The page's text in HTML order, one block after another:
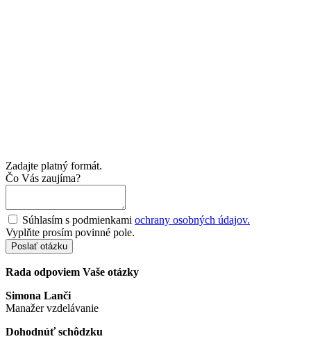
Zadajte platný formát.
Čo Vás zaujíma?
Súhlasím s podmienkami ochrany osobných údajov.
Vyplňte prosím povinné pole.
Poslať otázku
Rada odpoviem Vaše otázky
Simona Lanči
Manažer vzdelávanie
Dohodnúť schôdzku